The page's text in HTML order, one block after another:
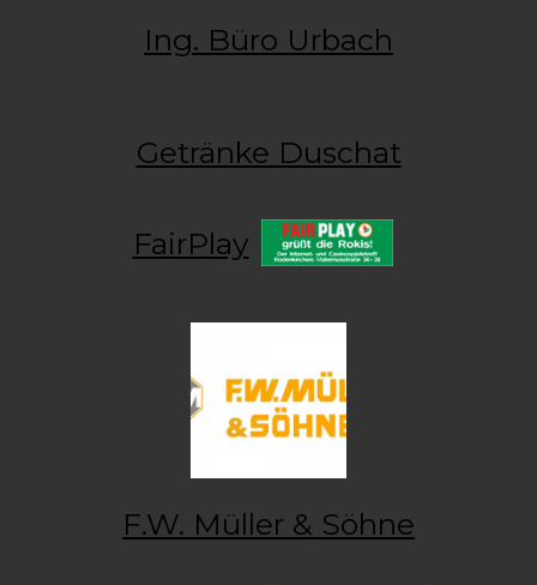
Ing. Büro Urbach
Getränke Duschat
FairPlay
F.W. Müller & Söhne